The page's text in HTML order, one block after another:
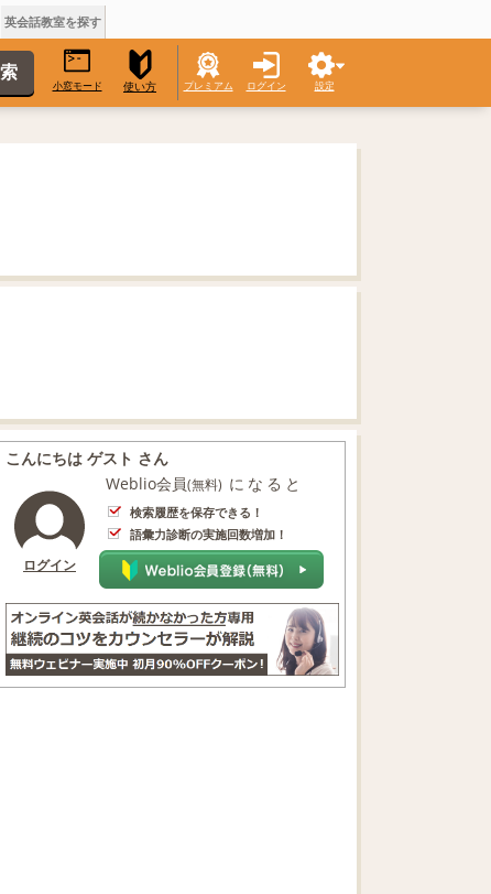
英会話教室を探す
小窓モード 使い方 プレミアム ログイン 設定
こんにちは ゲスト さん
ログイン
Weblio会員(無料) になると
検索履歴を保存できる！
語彙力診断の実施回数増加！